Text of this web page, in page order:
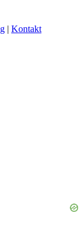
| Kontakt